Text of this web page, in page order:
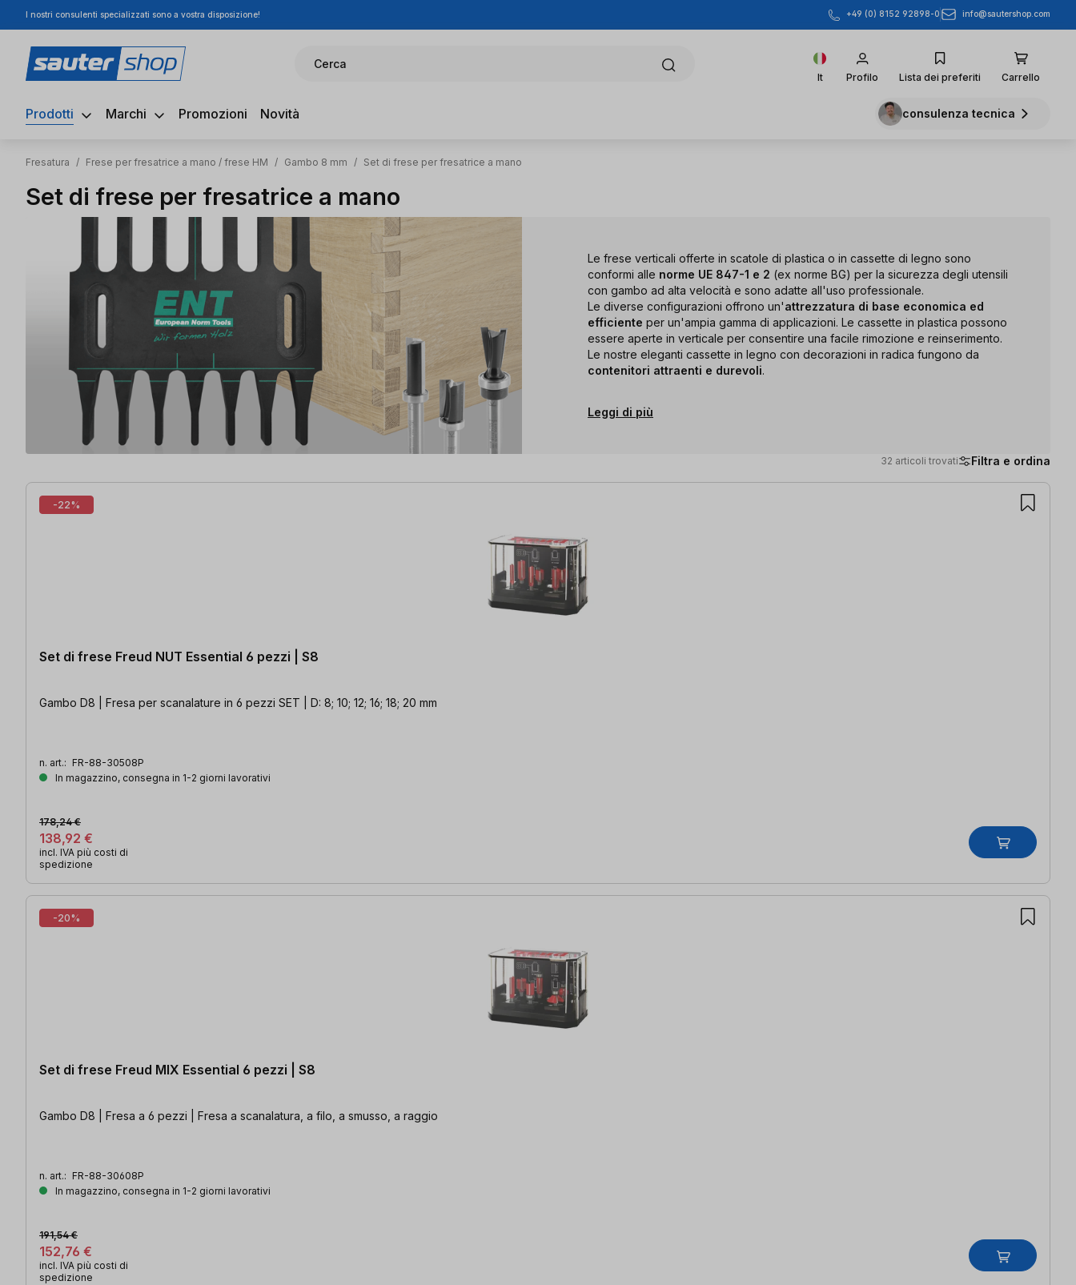
al contenuto principale
Salta alla ricerca
Passa alla navigazione principale
I nostri consulenti specializzati sono a vostra disposizione! +49 (0) 8152 92898-0 info@sautershop.com
Cerca
It Profilo Lista dei preferiti Carrello
Prodotti Marchi Promozioni Novità consulenza tecnica
Fresatura / Frese per fresatrice a mano / frese HM / Gambo 8 mm / Set di frese per fresatrice a mano
Set di frese per fresatrice a mano
Le frese verticali offerte in scatole di plastica o in cassette di legno sono
conformi alle norme UE 847-1 e 2 (ex norme BG) per la sicurezza degli utensili
con gambo ad alta velocità e sono adatte all'uso professionale.
Le diverse configurazioni offrono un'attrezzatura di base economica ed
efficiente per un'ampia gamma di applicazioni. Le cassette in plastica possono
essere aperte in verticale per consentire una facile rimozione e reinserimento.
Le nostre eleganti cassette in legno con decorazioni in radica fungono da
contenitori attraenti e durevoli.
Leggi di più
32 articoli trovati Filtra e ordina
32 articoli trovati
-22%
Set di frese Freud NUT Essential 6 pezzi | S8
Gambo D8 | Fresa per scanalature in 6 pezzi SET | D: 8; 10; 12; 16; 18; 20 mm
n. art.: FR-88-30508P
In magazzino, consegna in 1-2 giorni lavorativi
138,92 €
178,24 €
incl. IVA più costi di
spedizione
-20%
Set di frese Freud MIX Essential 6 pezzi | S8
Gambo D8 | Fresa a 6 pezzi | Fresa a scanalatura, a filo, a smusso, a raggio
n. art.: FR-88-30608P
In magazzino, consegna in 1-2 giorni lavorativi
152,76 €
191,54 €
incl. IVA più costi di
spedizione